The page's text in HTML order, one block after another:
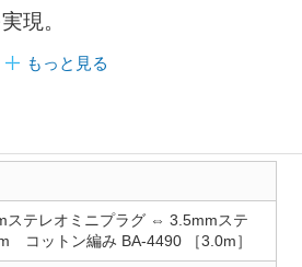
現。
もっと見る
テレオミニプラグ ⇔ 3.5mmステ
コットン編み BA-4490 ［3.0m］